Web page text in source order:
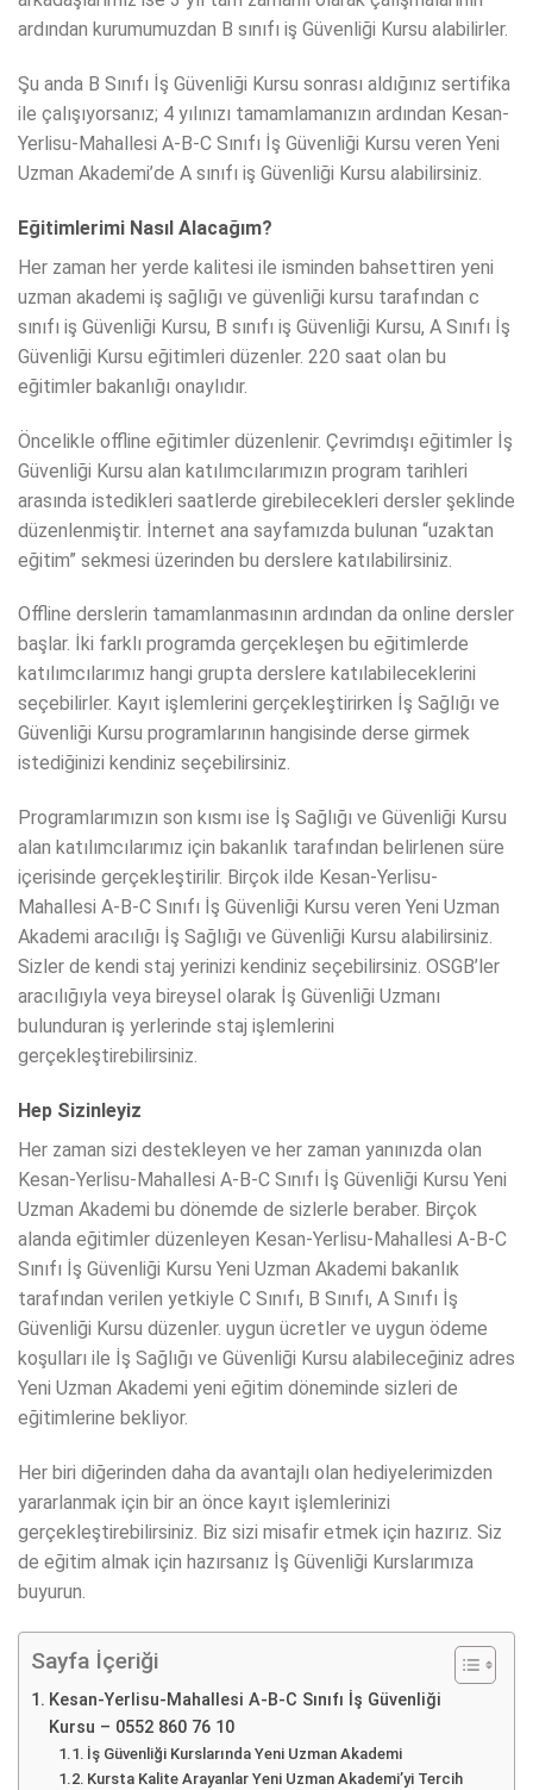
ardından kurumumuzdan B sınıfı iş Güvenliği Kursu alabilirler.
Şu anda B Sınıfı İş Güvenliği Kursu sonrası aldığınız sertifika
ile çalışıyorsanız; 4 yılınızı tamamlamanızın ardından Kesan-
Yerlisu-Mahallesi A-B-C Sınıfı İş Güvenliği Kursu veren Yeni
Uzman Akademi’de A sınıfı iş Güvenliği Kursu alabilirsiniz.
Eğitimlerimi Nasıl Alacağım?
Her zaman her yerde kalitesi ile isminden bahsettiren yeni
uzman akademi iş sağlığı ve güvenliği kursu tarafından c
sınıfı iş Güvenliği Kursu, B sınıfı iş Güvenliği Kursu, A Sınıfı İş
Güvenliği Kursu eğitimleri düzenler. 220 saat olan bu
eğitimler bakanlığı onaylıdır.
Öncelikle offline eğitimler düzenlenir. Çevrimdışı eğitimler İş
Güvenliği Kursu alan katılımcılarımızın program tarihleri
arasında istedikleri saatlerde girebilecekleri dersler şeklinde
düzenlenmiştir. İnternet ana sayfamızda bulunan “uzaktan
eğitim” sekmesi üzerinden bu derslere katılabilirsiniz.
Offline derslerin tamamlanmasının ardından da online dersler
başlar. İki farklı programda gerçekleşen bu eğitimlerde
katılımcılarımız hangi grupta derslere katılabileceklerini
seçebilirler. Kayıt işlemlerini gerçekleştirirken İş Sağlığı ve
Güvenliği Kursu programlarının hangisinde derse girmek
istediğinizi kendiniz seçebilirsiniz.
Programlarımızın son kısmı ise İş Sağlığı ve Güvenliği Kursu
alan katılımcılarımız için bakanlık tarafından belirlenen süre
içerisinde gerçekleştirilir. Birçok ilde Kesan-Yerlisu-
Mahallesi A-B-C Sınıfı İş Güvenliği Kursu veren Yeni Uzman
Akademi aracılığı İş Sağlığı ve Güvenliği Kursu alabilirsiniz.
Sizler de kendi staj yerinizi kendiniz seçebilirsiniz. OSGB’ler
aracılığıyla veya bireysel olarak İş Güvenliği Uzmanı
bulunduran iş yerlerinde staj işlemlerini
gerçekleştirebilirsiniz.
Hep Sizinleyiz
Her zaman sizi destekleyen ve her zaman yanınızda olan
Kesan-Yerlisu-Mahallesi A-B-C Sınıfı İş Güvenliği Kursu Yeni
Uzman Akademi bu dönemde de sizlerle beraber. Birçok
alanda eğitimler düzenleyen Kesan-Yerlisu-Mahallesi A-B-C
Sınıfı İş Güvenliği Kursu Yeni Uzman Akademi bakanlık
tarafından verilen yetkiyle C Sınıfı, B Sınıfı, A Sınıfı İş
Güvenliği Kursu düzenler. uygun ücretler ve uygun ödeme
koşulları ile İş Sağlığı ve Güvenliği Kursu alabileceğiniz adres
Yeni Uzman Akademi yeni eğitim döneminde sizleri de
eğitimlerine bekliyor.
Her biri diğerinden daha da avantajlı olan hediyelerimizden
yararlanmak için bir an önce kayıt işlemlerinizi
gerçekleştirebilirsiniz. Biz sizi misafir etmek için hazırız. Siz
de eğitim almak için hazırsanız İş Güvenliği Kurslarımıza
buyurun.
Sayfa İçeriği
Kesan-Yerlisu-Mahallesi A-B-C Sınıfı İş Güvenliği
Kursu – 0552 860 76 10
İş Güvenliği Kurslarında Yeni Uzman Akademi
Kursta Kalite Arayanlar Yeni Uzman Akademi’yi Tercih